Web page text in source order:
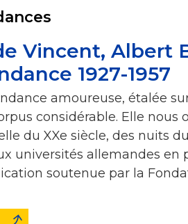
Vincent, Albert
1927-1957
amoureuse, étalée
considérable. Elle nous
du XXe siècle, des nuits
universités allemandes en
soutenue par la